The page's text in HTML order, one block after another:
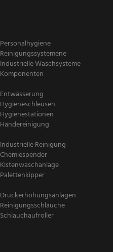
Personalhygiene
Reinigungssystemene
Industrielle Waschsysteme
Komponenten
Entwässerung
Hygieneschleusen
Hygienestationen
Händereinigung
Industrielle Reinigung
Chemiespender
Kistenwaschanlage
Palettenkipper
Druckerhöhungsanlagen
Reinigungsschläuche
Schlauchaufroller